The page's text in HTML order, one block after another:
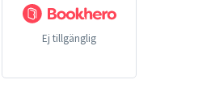
Ej tillgänglig